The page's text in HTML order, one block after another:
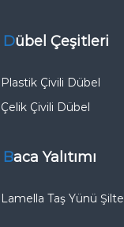
Dübel Çeşitleri
Plastik Çivili Dübel
Çelik Çivili Dübel
Baca Yalıtımı
Lamella Taş Yünü Şilte